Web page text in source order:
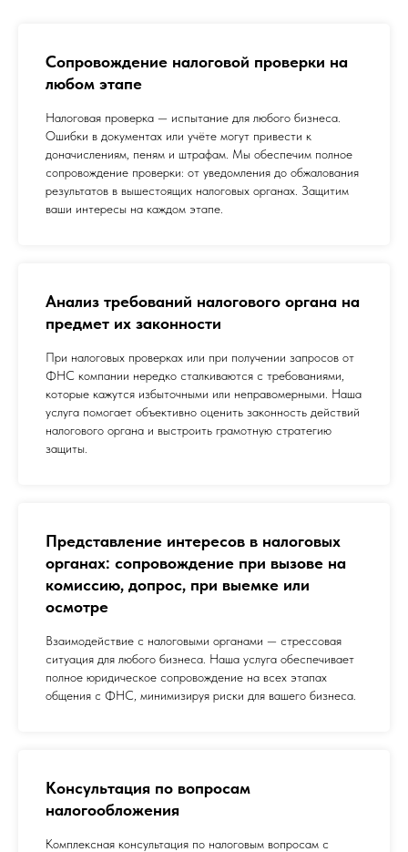
Сопровождение налоговой проверки на
любом этапе
Налоговая проверка — испытание для любого бизнеса.
Ошибки в документах или учёте могут привести к
доначислениям, пеням и штрафам. Мы обеспечим полное
сопровождение проверки: от уведомления до обжалования
результатов в вышестоящих налоговых органах. Защитим
ваши интересы на каждом этапе.
Анализ требований налогового органа на
предмет их законности
При налоговых проверках или при получении запросов от
ФНС компании нередко сталкиваются с требованиями,
которые кажутся избыточными или неправомерными. Наша
услуга помогает объективно оценить законность действий
налогового органа и выстроить грамотную стратегию
защиты.
Представление интересов в налоговых
органах: сопровождение при вызове на
комиссию, допрос, при выемке или
осмотре
Взаимодействие с налоговыми органами — стрессовая
ситуация для любого бизнеса. Наша услуга обеспечивает
полное юридическое сопровождение на всех этапах
общения с ФНС, минимизируя риски для вашего бизнеса.
Консультация по вопросам
налогообложения
Комплексная консультация по налоговым вопросам с